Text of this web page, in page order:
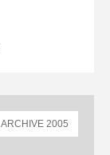
ARCHIVE 2005